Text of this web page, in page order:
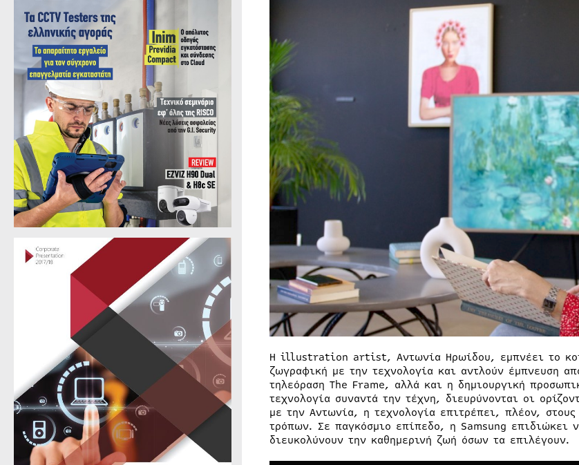
Η illustration artist, Αντωνία Ηρωίδου, εμπνέει το
ζωγραφική με την τεχνολογία και αντλούν έμπνευση
τηλεόραση The Frame, αλλά και η δημιουργική
τεχνολογία συναντά την τέχνη, διευρύνονται οι
με την Αντωνία, η τεχνολογία επιτρέπει, πλέον,
τρόπων. Σε παγκόσμιο επίπεδο, η Samsung επιδιώκει
διευκολύνουν την καθημερινή ζωή όσων τα επιλέγουν.